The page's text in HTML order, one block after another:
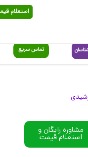
استعلام قیمت
تماس سریع
رایگان و
قیمت